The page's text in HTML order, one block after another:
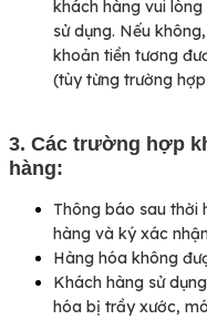
khách hàng vui
sử dụng. Nếu
khoản tiền tương
(tùy từng trường
3. Các trường hợp
hàng:
Thông báo sau thời
hàng và ký xác
Hàng hóa không
Khách hàng sử
hóa bị trầy xước,